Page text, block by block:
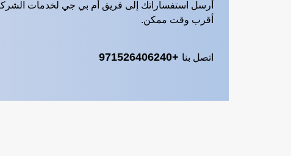
أرسل استفساراتك إلى فريق أم بي جي لخدمات
أقرب وقت ممكن.
اتصل بنا +971526406240